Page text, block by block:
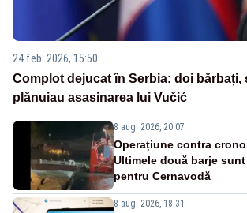
24 feb. 2026, 15:50
Complot dejucat în Serbia: doi bărbați,
plănuiau asasinarea lui Vučić
8 aug. 2026, 20:07
Operațiune contra
Ultimele două barje
pentru Cernavodă
8 aug. 2026, 18:31